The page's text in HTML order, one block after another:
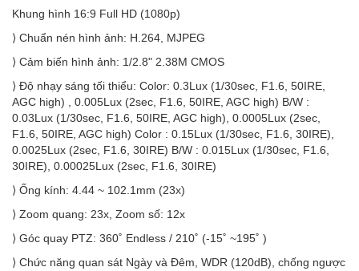
Khung hình 16:9 Full HD (1080p)
⟩ Chuẩn nén hình ảnh: H.264, MJPEG
⟩ Cảm biến hình ảnh: 1/2.8" 2.38M CMOS
⟩ Độ nhạy sáng tối thiểu: Color: 0.3Lux (1/30sec, F1.6, 50IRE,
AGC high) , 0.005Lux (2sec, F1.6, 50IRE, AGC high) B/W :
0.03Lux (1/30sec, F1.6, 50IRE, AGC high), 0.0005Lux (2sec,
F1.6, 50IRE, AGC high) Color : 0.15Lux (1/30sec, F1.6, 30IRE),
0.0025Lux (2sec, F1.6, 30IRE) B/W : 0.015Lux (1/30sec, F1.6,
30IRE), 0.00025Lux (2sec, F1.6, 30IRE)
⟩ Ống kính: 4.44 ~ 102.1mm (23x)
⟩ Zoom quang: 23x, Zoom số: 12x
⟩ Góc quay PTZ: 360˚ Endless / 210˚ (-15˚ ~195˚ )
⟩ Chức năng quan sát Ngày và Đêm, WDR (120dB), chống ngược